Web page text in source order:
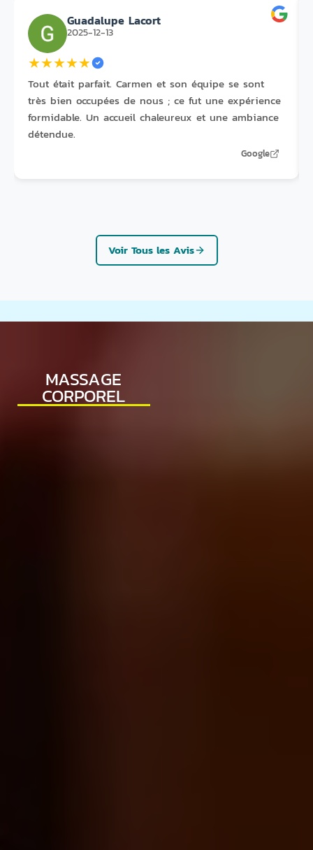
Guadalupe Lacort
2025-12-13
★★★★★
Tout était parfait. Carmen et son équipe se sont
très bien occupées de nous ; ce fut une expérience
formidable. Un accueil chaleureux et une ambiance
détendue.
Google
Voir Tous les Avis
MASSAGE
CORPOREL